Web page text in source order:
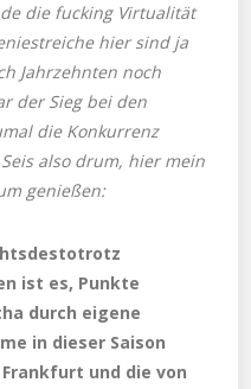
die fucking Virtualität
hier sind ja
Jahrzehnten noch
der Sieg bei den
die Konkurrenz
also drum, hier mein
genießen:
ist es, Punkte
durch eigene
in dieser Saison
und die von